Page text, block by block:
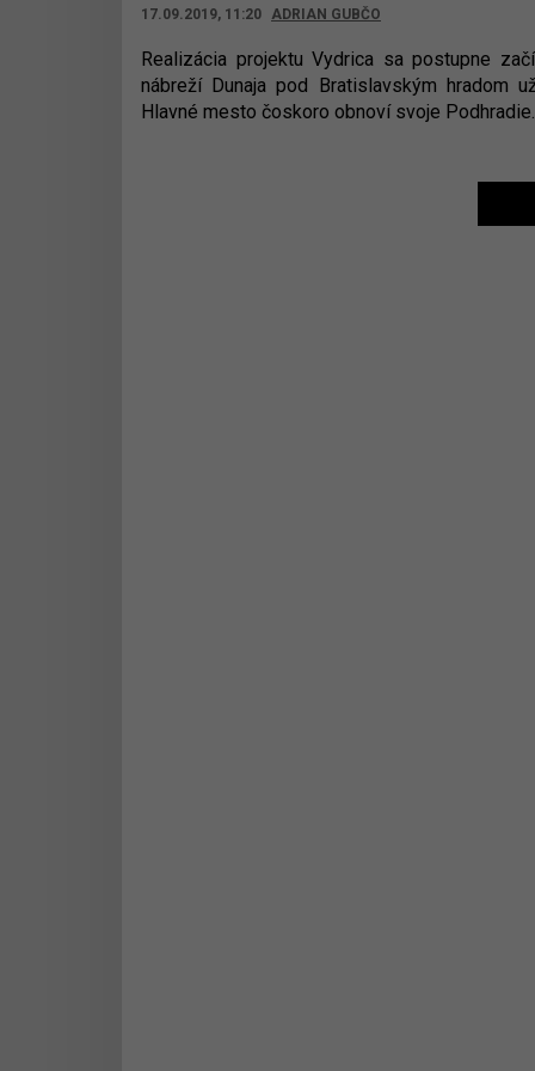
17.09.2019, 11:20 ADRIAN GUBČO
Realizácia projektu Vydrica sa postupne
nábreží Dunaja pod Bratislavským hradom
Hlavné mesto čoskoro obnoví svoje